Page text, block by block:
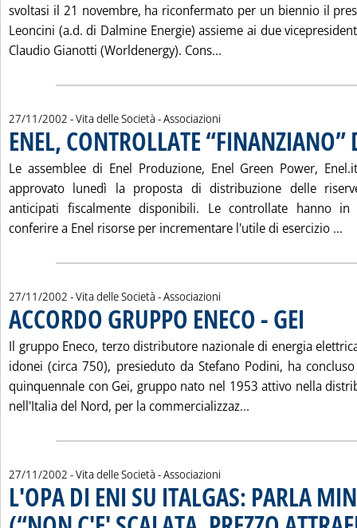
svoltasi il 21 novembre, ha riconfermato per un biennio il
Leoncini (a.d. di Dalmine Energie) assieme ai due
Claudio Gianotti (Worldenergy). Cons...
27/11/2002 - Vita delle Società - Associazioni
ENEL, CONTROLLATE
Le assemblee di Enel Produzione, Enel Green Power,
approvato lunedì la proposta di distribuzione delle
anticipati fiscalmente disponibili. Le controllate hanno
conferire a Enel risorse per incrementare l'utile di esercizio ...
27/11/2002 - Vita delle Società - Associazioni
ACCORDO GRUPPO ENECO - GEI
Il gruppo Eneco, terzo distributore nazionale di energia
idonei (circa 750), presieduto da Stefano Podini, ha
quinquennale con Gei, gruppo nato nel 1953 attivo nella
nell'Italia del Nord, per la commercializzaz...
27/11/2002 - Vita delle Società - Associazioni
L'OPA DI ENI SU ITALGAS: PARLA